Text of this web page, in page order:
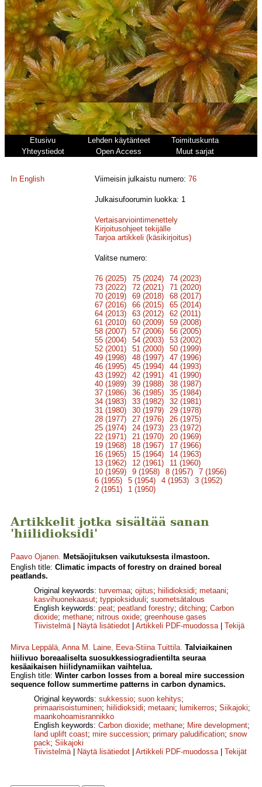
Etusivu Lehden käytänteet
Toimituskunta
Yhteystiedot
Open Access Muut sarjat
In English Viimeisin julkaistu numero:76
Julkaisufoorumin luokka: 1
Vertaisarviointimenettely
Kirjoitusohjeet tekijälle
Tarjoa artikkeli (käsikirjoitus)
Valitse numero:
76 (2025) 75 (2024)
74 (2023)
73 (2022)
72 (2021)
71 (2020)
70 (2019)
69 (2018)
68 (2017)
67 (2016)
66 (2015)
65 (2014)
64 (2013)
63 (2012)
62 (2011)
61 (2010)
60 (2009)
59 (2008)
58 (2007)
57 (2006)
56 (2005)
55 (2004)
54 (2003)
53 (2002)
52 (2001)
51 (2000)
50 (1999)
49 (1998)
48 (1997)
47 (1996)
46 (1995)
45 (1994)
44 (1993)
43 (1992)
42 (1991)
41 (1990)
40 (1989)
39 (1988)
38 (1987)
37 (1986)
36 (1985)
35 (1984)
34 (1983)
33 (1982)
32 (1981)
31 (1980)
30 (1979)
29 (1978)
28 (1977)
27 (1976)
26 (1975)
25 (1974)
24 (1973)
23 (1972)
22 (1971)
21 (1970)
20 (1969)
19 (1968)
18 (1967)
17 (1966)
16 (1965)
15 (1964)
14 (1963)
13 (1962)
12 (1961)
11 (1960)
10 (1959)
9 (1958) 8 (1957)
7 (1956)
6 (1955)
5 (1954) 4 (1953)
3 (1952)
2 (1951)
1 (1950)
Artikkelit jotka sisältää sanan
'hiilidioksidi'
Paavo Ojanen. Metsäojituksen vaikutuksesta ilmastoon.
English title: Climatic impacts of forestry on drained boreal
peatlands.
Original keywords: turvemaa; ojitus; hiilidioksidi; metaani;
kasvihuonekaasut; typpioksiduuli; suometsätalous
English keywords: peat; peatland forestry; ditching; Carbon
dioxide; methane; nitrous oxide; greenhouse gases
Tiivistelmä| Näytä lisätiedot Artikkeli PDF-muodossa| Tekijä
Mirva Leppälä, Anna M. Laine, Eeva-Stiina Tuittila. Talviaikainen
hiilivuo boreaaliselta suosukkessiogradientilta seuraa
kesäaikaisen hiilidynamiikan vaihtelua.
English title: Winter carbon losses from a boreal mire succession
sequence follow summertime patterns in carbon dynamics.
Original keywords: sukkessio; suon kehitys;
primaarisoistuminen; hiilidioksidi; metaani; lumikerros; Siikajoki;
maankohoamisrannikko
English keywords: Carbon dioxide; methane; Mire development;
land uplift coast; mire succession; primary paludification; snow
pack; Siikajoki
Tiivistelmä| Näytä lisätiedot Artikkeli PDF-muodossa| Tekijät